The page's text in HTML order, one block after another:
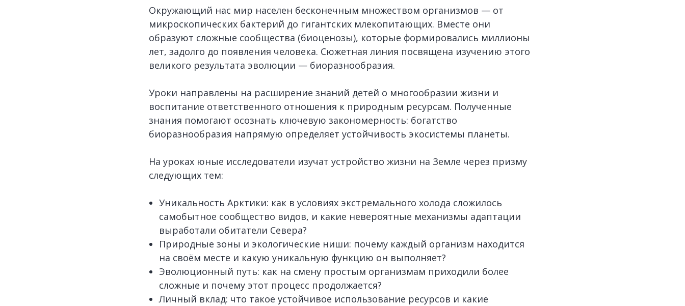
Окружающий нас мир населен бесконечным множеством организмов — от
микроскопических бактерий до гигантских млекопитающих. Вместе они
образуют сложные сообщества (биоценозы), которые формировались миллионы
лет, задолго до появления человека. Сюжетная линия посвящена изучению этого
великого результата эволюции — биоразнообразия.
Уроки направлены на расширение знаний детей о многообразии жизни и
воспитание ответственного отношения к природным ресурсам. Полученные
знания помогают осознать ключевую закономерность: богатство
биоразнообразия напрямую определяет устойчивость экосистемы планеты.
На уроках юные исследователи изучат устройство жизни на Земле через призму
следующих тем:
Уникальность Арктики: как в условиях экстремального холода сложилось
самобытное сообщество видов, и какие невероятные механизмы адаптации
выработали обитатели Севера?
Природные зоны и экологические ниши: почему каждый организм находится
на своём месте и какую уникальную функцию он выполняет?
Эволюционный путь: как на смену простым организмам приходили более
сложные и почему этот процесс продолжается?
Личный вклад: что такое устойчивое использование ресурсов и какие